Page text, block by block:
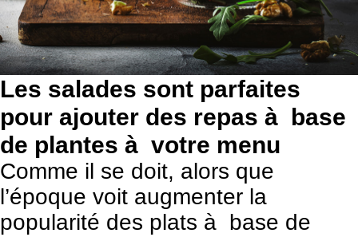
Les salades sont parfaites
pour ajouter des repas à base
de plantes à votre menu
Comme il se doit, alors que
l’époque voit augmenter la
popularité des plats à base de